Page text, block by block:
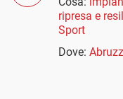
ripresa e
Sport
Dove: